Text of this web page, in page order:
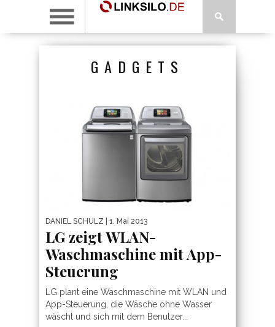
GADGETS
DANIEL SCHULZ | 1. Mai 2013
LG zeigt WLAN-
Waschmaschine mit App-
Steuerung
LG plant eine Waschmaschine mit WLAN und
App-Steuerung, die Wäsche ohne Wasser
wäscht und sich mit dem Benutzer...